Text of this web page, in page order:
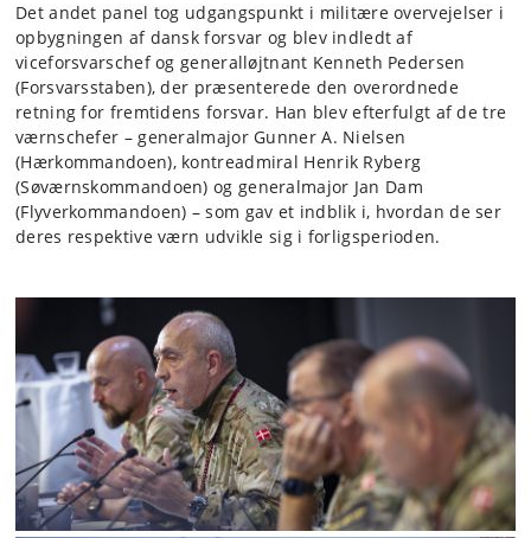
Det andet panel tog udgangspunkt i militære overvejelser i
opbygningen af dansk forsvar og blev indledt af
viceforsvarschef og generalløjtnant Kenneth Pedersen
(Forsvarsstaben), der præsenterede den overordnede
retning for fremtidens forsvar. Han blev efterfulgt af de tre
værnschefer – generalmajor Gunner A. Nielsen
(Hærkommandoen), kontreadmiral Henrik Ryberg
(Søværnskommandoen) og generalmajor Jan Dam
(Flyverkommandoen) – som gav et indblik i, hvordan de ser
deres respektive værn udvikle sig i forligsperioden.